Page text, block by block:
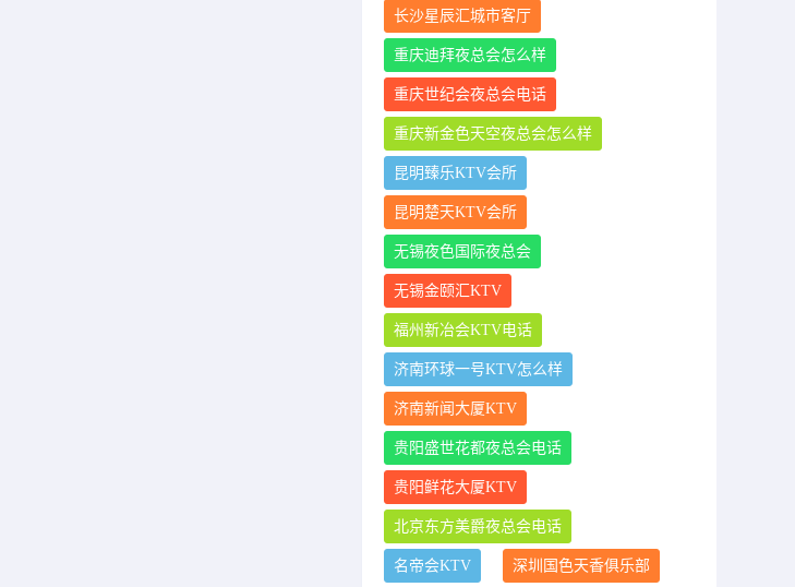
长沙星辰汇城市客厅
重庆迪拜夜总会怎么样
重庆世纪会夜总会电话
重庆新金色天空夜总会怎么样
昆明臻乐KTV会所
昆明楚天KTV会所
无锡夜色国际夜总会
无锡金颐汇KTV
福州新冶会KTV电话
济南环球一号KTV怎么样
济南新闻大厦KTV
贵阳盛世花都夜总会电话
贵阳鲜花大厦KTV
北京东方美爵夜总会电话
名帝会KTV 深圳国色天香俱乐部